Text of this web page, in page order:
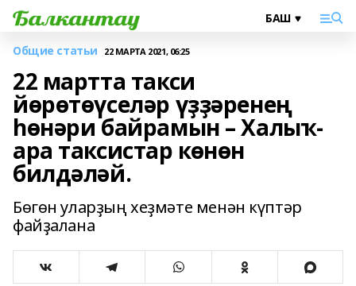
Общие статьи 22 МАРТА 2021, 06:25
22 мартта такси
йөрөтөүселәр үҙҙәренең
һөнәри байрамын – Халыҡ-
ара таксистар көнөн
билдәләй.
Бөгөн уларҙың хеҙмәте менән күптәр
файҙалана